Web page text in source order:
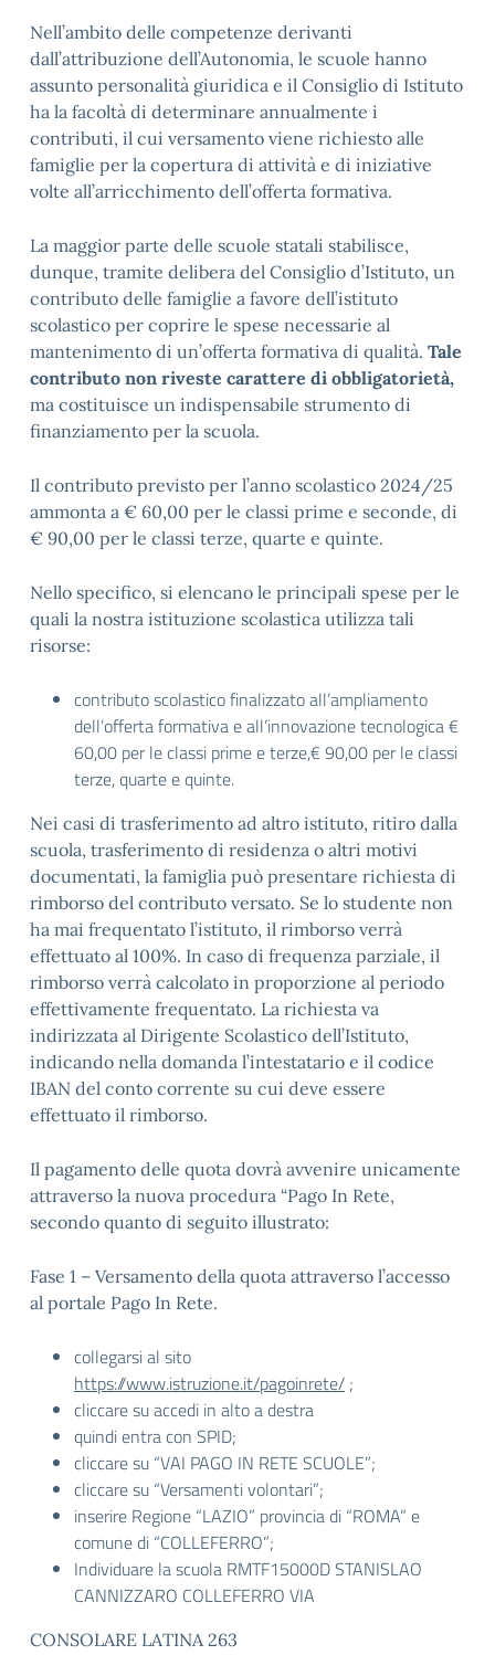
Nell’ambito delle competenze derivanti
dall’attribuzione dell’Autonomia, le scuole hanno
assunto personalità giuridica e il Consiglio di Istituto
ha la facoltà di determinare annualmente i
contributi, il cui versamento viene richiesto alle
famiglie per la copertura di attività e di iniziative
volte all’arricchimento dell’offerta formativa.
La maggior parte delle scuole statali stabilisce,
dunque, tramite delibera del Consiglio d’Istituto, un
contributo delle famiglie a favore dell’istituto
scolastico per coprire le spese necessarie al
mantenimento di un’offerta formativa di qualità. Tale
contributo non riveste carattere di obbligatorietà,
ma costituisce un indispensabile strumento di
finanziamento per la scuola.
Il contributo previsto per l’anno scolastico 2024/25
ammonta a € 60,00 per le classi prime e seconde, di
€ 90,00 per le classi terze, quarte e quinte.
Nello specifico, si elencano le principali spese per le
quali la nostra istituzione scolastica utilizza tali
risorse:
contributo scolastico finalizzato all’ampliamento
dell’offerta formativa e all’innovazione tecnologica €
60,00 per le classi prime e terze,€ 90,00 per le classi
terze, quarte e quinte.
Nei casi di trasferimento ad altro istituto, ritiro dalla
scuola, trasferimento di residenza o altri motivi
documentati, la famiglia può presentare richiesta di
rimborso del contributo versato. Se lo studente non
ha mai frequentato l’istituto, il rimborso verrà
effettuato al 100%. In caso di frequenza parziale, il
rimborso verrà calcolato in proporzione al periodo
effettivamente frequentato. La richiesta va
indirizzata al Dirigente Scolastico dell’Istituto,
indicando nella domanda l’intestatario e il codice
IBAN del conto corrente su cui deve essere
effettuato il rimborso.
Il pagamento delle quota dovrà avvenire unicamente
attraverso la nuova procedura “Pago In Rete,
secondo quanto di seguito illustrato:
Fase 1 – Versamento della quota attraverso l’accesso
al portale Pago In Rete.
collegarsi al sito
https://www.istruzione.it/pagoinrete/ ;
cliccare su accedi in alto a destra
quindi entra con SPID;
cliccare su “VAI PAGO IN RETE SCUOLE”;
cliccare su “Versamenti volontari”;
inserire Regione “LAZIO” provincia di “ROMA” e
comune di “COLLEFERRO”;
Individuare la scuola RMTF15000D STANISLAO
CANNIZZARO COLLEFERRO VIA
CONSOLARE LATINA 263